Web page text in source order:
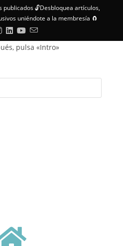
🔓Desbloquea artículos,
uniéndote a la membresía 🧲
pulsa «Intro»